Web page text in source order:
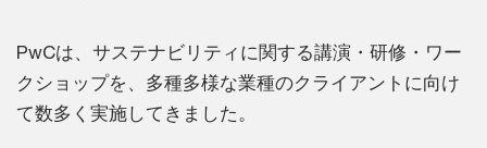
PwCは、サステナビリティに関する講演・研修・ワー
クショップを、多種多様な業種のクライアントに向け
て数多く実施してきました。